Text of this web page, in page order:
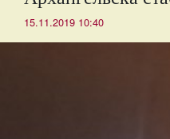
15.11.2019 10:40